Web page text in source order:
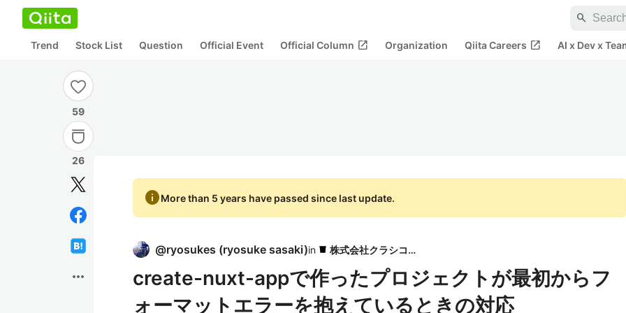
search
Trend Stock List Question Official Event Official Column open_in_new Organization Qiita Careers open_in_new AI x Dev x
59
26
more_horiz
infoMore than 5 years have passed since last update.
@ryosukes (ryosuke sasaki)in 株式会社クラシコム
create-nuxt-appで作ったプロジェクトが最初からフ
ォーマットエラーを抱えているときの対応